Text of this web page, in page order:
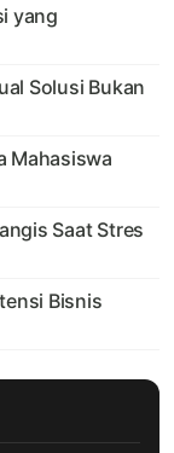
yang
Solusi Bukan
Mahasiswa
Saat Stres
Bisnis